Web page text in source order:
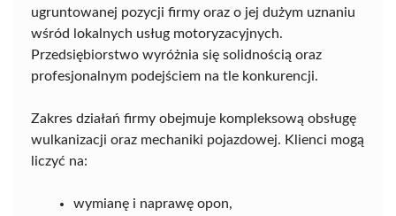
ugruntowanej pozycji firmy oraz o jej dużym uznaniu
wśród lokalnych usług motoryzacyjnych.
Przedsiębiorstwo wyróżnia się solidnością oraz
profesjonalnym podejściem na tle konkurencji.
Zakres działań firmy obejmuje kompleksową obsługę
wulkanizacji oraz mechaniki pojazdowej. Klienci mogą
liczyć na:
wymianę i naprawę opon,